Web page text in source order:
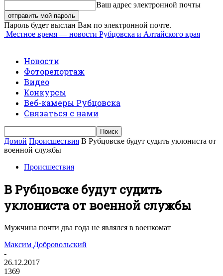
Ваш адрес электронной почты
Пароль будет выслан Вам по электронной почте.
Местное время — новости Рубцовска и Алтайского края
Новости
Фоторепортаж
Видео
Конкурсы
Веб-камеры Рубцовска
Связаться с нами
Домой Происшествия В Рубцовске будут судить уклониста от
военной службы
Происшествия
В Рубцовске будут судить
уклониста от военной службы
Мужчина почти два года не являлся в военкомат
Максим Добровольский
-
26.12.2017
1369